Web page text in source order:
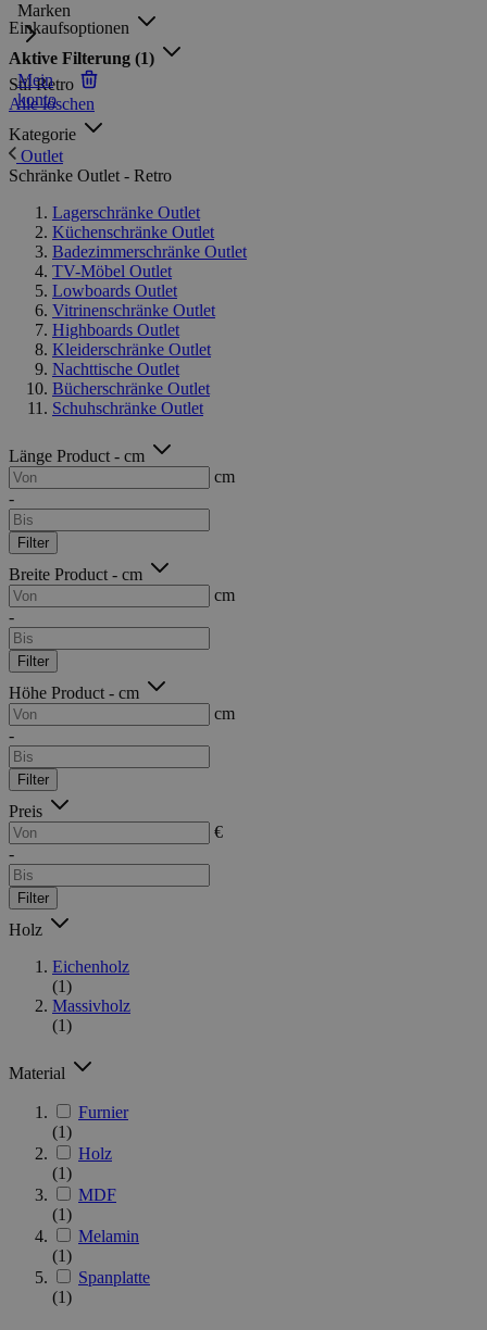
Marken
Mein
konto
Einkaufsoptionen
Aktive Filterung (1)
Stil Retro
Alle löschen
Kategorie
Outlet
Schränke Outlet - Retro
Lagerschränke Outlet
Küchenschränke Outlet
Badezimmerschränke Outlet
TV-Möbel Outlet
Lowboards Outlet
Vitrinenschränke Outlet
Highboards Outlet
Kleiderschränke Outlet
Nachttische Outlet
Bücherschränke Outlet
Schuhschränke Outlet
Länge Product - cm
cm
-
Filter
Breite Product - cm
cm
-
Filter
Höhe Product - cm
cm
-
Filter
Preis
€
-
Filter
Holz
Eichenholz
(1)
Massivholz
(1)
Material
Furnier
(1)
Holz
(1)
MDF
(1)
Melamin
(1)
Spanplatte
(1)